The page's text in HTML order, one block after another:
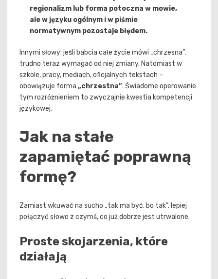
regionalizm lub forma potoczna w mowie,
ale w języku ogólnym i w piśmie
normatywnym pozostaje błędem.
Innymi słowy: jeśli babcia całe życie mówi „chrzesna”,
trudno teraz wymagać od niej zmiany. Natomiast w
szkole, pracy, mediach, oficjalnych tekstach –
obowiązuje forma „chrzestna”. Świadome operowanie
tym rozróżnieniem to zwyczajnie kwestia kompetencji
językowej.
Jak na stałe
zapamiętać poprawną
formę?
Zamiast wkuwać na sucho „tak ma być, bo tak”, lepiej
połączyć słowo z czymś, co już dobrze jest utrwalone.
Proste skojarzenia, które
działają